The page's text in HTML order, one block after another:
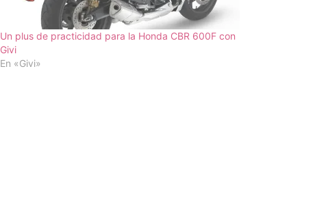
Un plus de practicidad para la Honda CBR 600F con
Givi
En «Givi»